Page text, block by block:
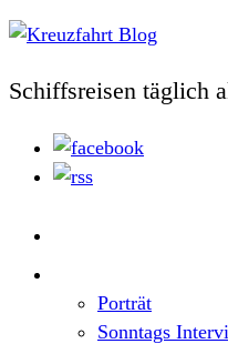
Schiffsreisen täglich
Porträt
Sonntags